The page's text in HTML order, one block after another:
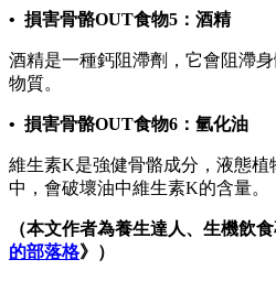
• 損害骨骼OUT食物5：酒精
酒精是一種鈣阻滯劑，它會阻滯
物質。
• 損害骨骼OUT食物6：氫化油
維生素K是強健骨骼成分，液態植
中，會破壞油中維生素K的含量。
（本文作者為養生達人、生機飲
的部落格》）